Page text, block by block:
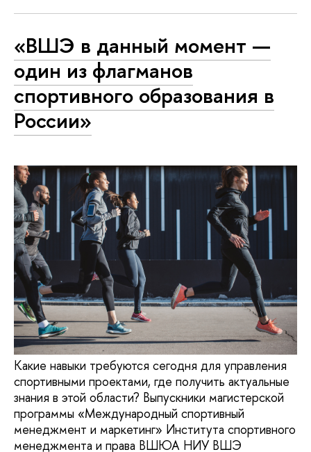
«ВШЭ в данный момент —
один из флагманов
спортивного образования в
России»
Какие навыки требуются сегодня для управления
спортивными проектами, где получить актуальные
знания в этой области? Выпускники магистерской
программы «Международный спортивный
менеджмент и маркетинг» Института спортивного
менеджмента и права ВШЮА НИУ ВШЭ